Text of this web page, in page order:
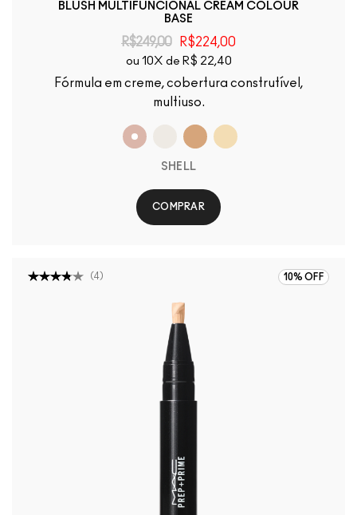
BLUSH MULTIFUNCIONAL CREAM COLOUR
BASE
R$249,00 R$224,00
ou 10X de R$ 22,40
Fórmula em creme, cobertura construtível,
multiuso.
SHELL
COMPRAR
10% OFF
(4)